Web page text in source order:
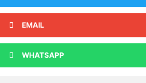
EMAIL
WHATSAPP